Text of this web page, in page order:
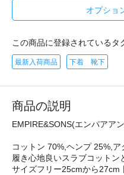
オプショ
この商品に登録されているタ
最新入荷商品 下着 靴下
商品の説明
EMPIRE&SONS(エンパアア
コットン 70%,ヘンプ 25%,ア
履き心地良いスラブコットン
サイズフリー25cmから27cm